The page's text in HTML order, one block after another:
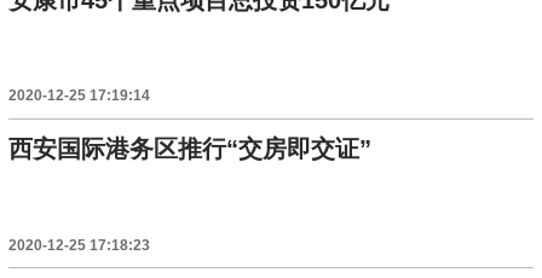
2020-12-25 17:19:14
西安国际港务区推行“交房即交证”
2020-12-25 17:18:23